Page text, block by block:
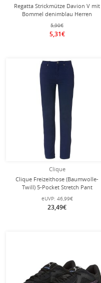
Regatta Strickmütze Davion V mit
Bommel denimblau Herren
5,90€
5,31€
Clique
Clique Freizeithose (Baumwolle-
Twill) 5-Pocket Stretch Pant
navyblau Damen
eUVP: 46,99€
23,49€